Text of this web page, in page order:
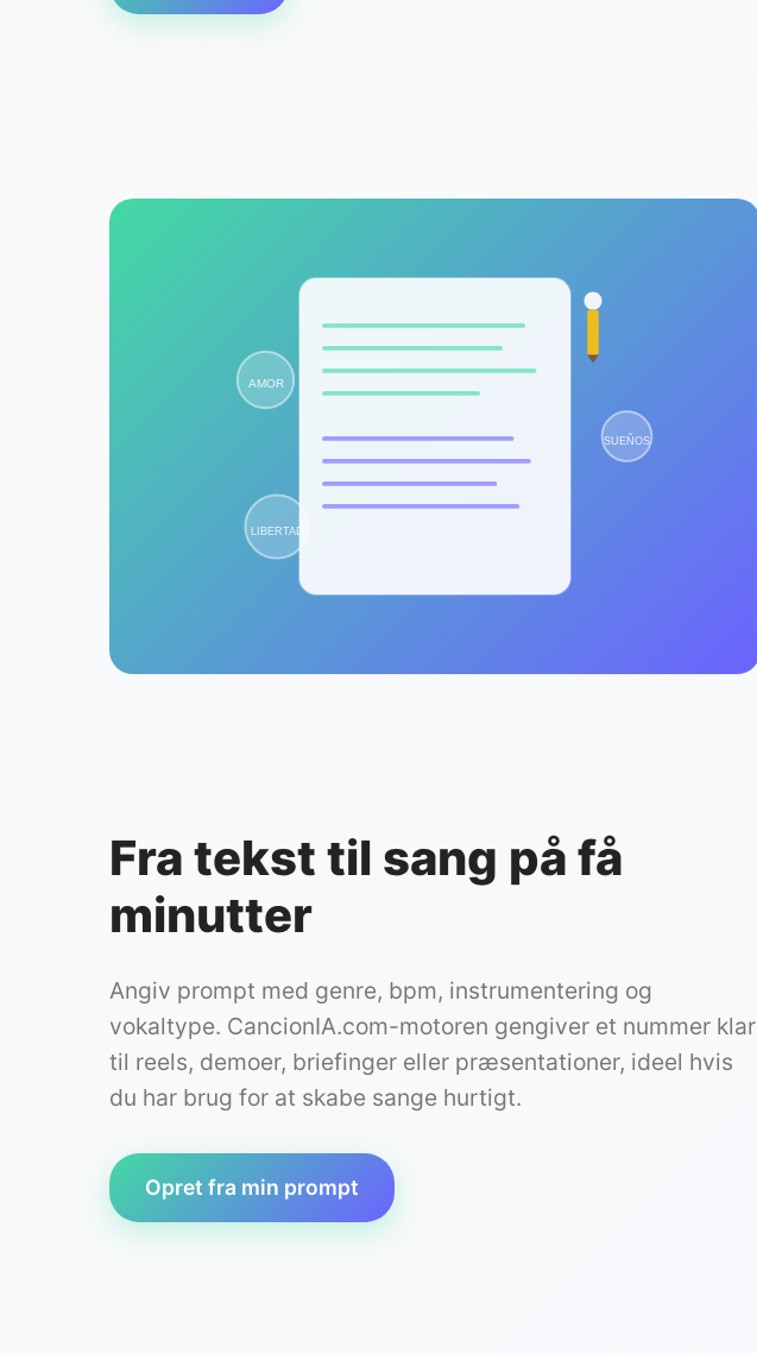
AMOR
SUEÑOS
LIBERTAD
Fra tekst til sang på få
minutter
Angiv prompt med genre, bpm, instrumentering og
vokaltype. CancionIA.com-motoren gengiver et nummer klar
til reels, demoer, briefinger eller præsentationer, ideel hvis
du har brug for at skabe sange hurtigt.
Opret fra min prompt